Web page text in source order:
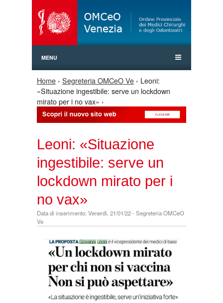
MENU
Tu sei qui
Home › Segreteria OMCeO Ve › Leoni:
«Situazione ingestibile: serve un lockdown
mirato per i no vax» ›
Leoni: «Situazione
ingestibile: serve un
lockdown mirato per i
no vax»
Data di inserimento: Venerdì, 21/01/22 - Segreteria OMCeO
Ve